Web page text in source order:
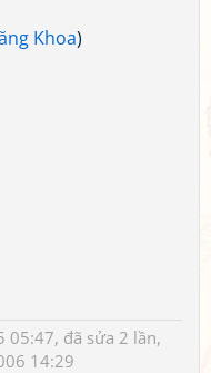
Khoa)
đã sửa 2 lần,
14:29